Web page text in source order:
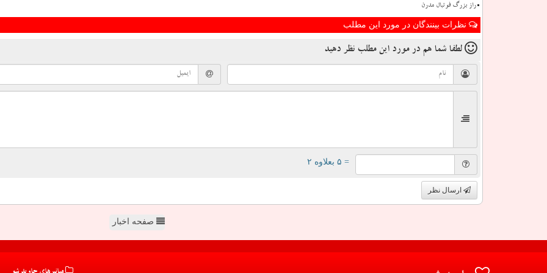
راز بزرگ فوتبال مدرن
نظرات بینندگان در مورد این مطلب
لطفا شما هم در مورد این مطلب نظر دهید
= ۵ بعلاوه ۲
ارسال نظر
صفحه اخبار